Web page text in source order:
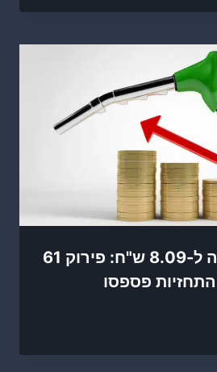
מחיר הדלק עלה ל-8.09 ש"ח: פירוק 61
פספסו